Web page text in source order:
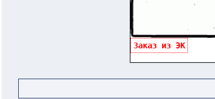
Заказ из ЭК